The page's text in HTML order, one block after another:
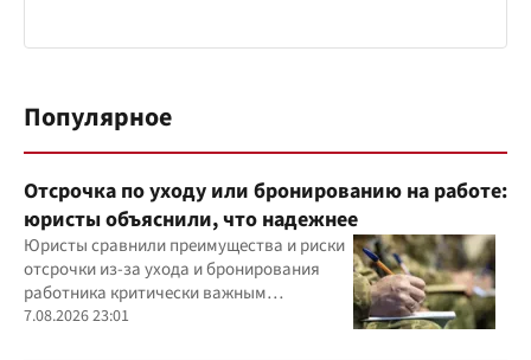
Популярное
Отсрочка по уходу или бронированию на работе:
юристы объяснили, что надежнее
Юристы сравнили преимущества и риски
отсрочки из-за ухода и бронирования
работника критически важным
предприятием
7.08.2026 23:01